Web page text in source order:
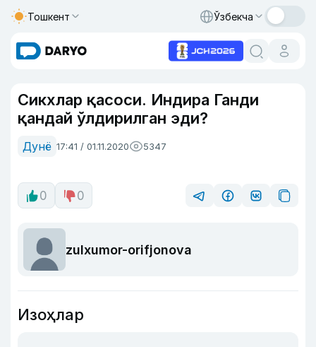
Тошкент Ўзбекча
Сикхлар қасоси. Индира Ганди
қандай ўлдирилган эди?
Дунё 17:41 / 01.11.2020 5347
0 0
zulxumor-orifjonova
Изоҳлар